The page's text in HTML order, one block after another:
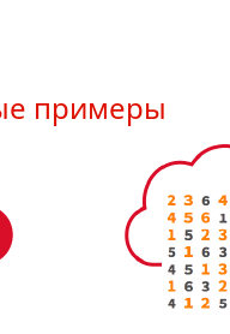
примеры